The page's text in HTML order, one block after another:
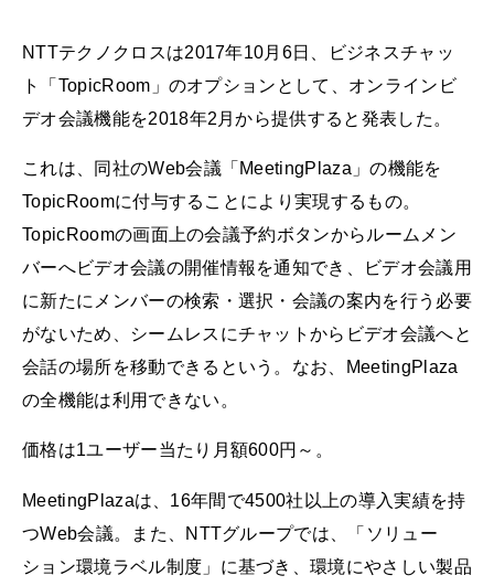
NTTテクノクロスは2017年10月6日、ビジネスチャッ
ト「TopicRoom」のオプションとして、オンラインビ
デオ会議機能を2018年2月から提供すると発表した。
これは、同社のWeb会議「MeetingPlaza」の機能を
TopicRoomに付与することにより実現するもの。
TopicRoomの画面上の会議予約ボタンからルームメン
バーへビデオ会議の開催情報を通知でき、ビデオ会議用
に新たにメンバーの検索・選択・会議の案内を行う必要
がないため、シームレスにチャットからビデオ会議へと
会話の場所を移動できるという。なお、MeetingPlaza
の全機能は利用できない。
価格は1ユーザー当たり月額600円～。
MeetingPlazaは、16年間で4500社以上の導入実績を持
つWeb会議。また、NTTグループでは、「ソリュー
ション環境ラベル制度」に基づき、環境にやさしい製品